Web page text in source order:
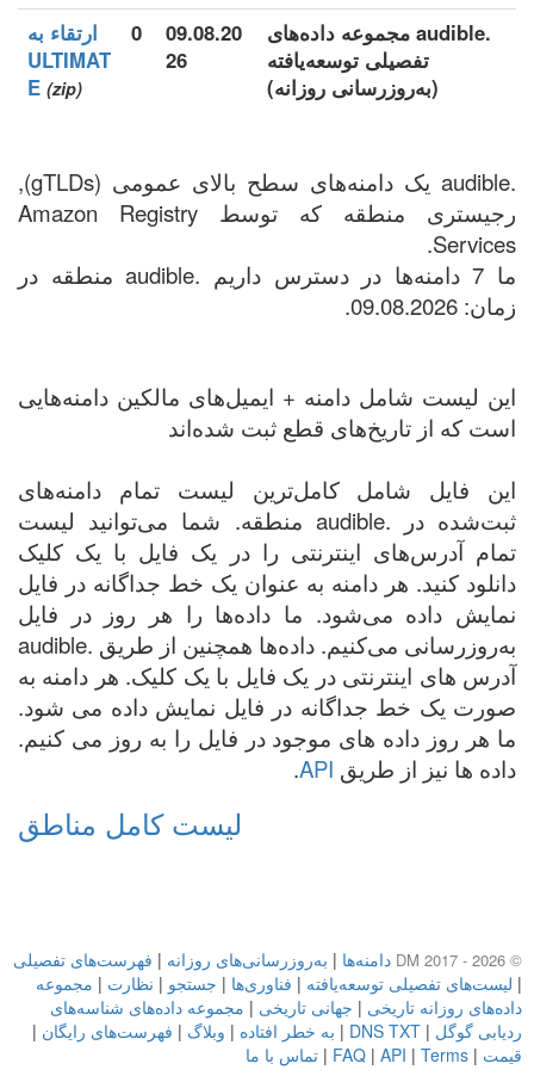
.audible مجموعه داده‌های
تفصیلی توسعه‌یافته
(به‌روزرسانی روزانه)
09.08.20
26
0
ارتقاء به
ULTIMAT
E (zip)
.audible یک دامنه‌های سطح بالای عمومی (gTLDs),
رجیستری منطقه که توسط Amazon Registry
Services.
ما 7 دامنه‌ها در دسترس داریم .audible منطقه در
زمان: 09.08.2026.
این لیست شامل دامنه + ایمیل‌های مالکین دامنه‌هایی
است که از تاریخ‌های قطع ثبت شده‌اند
این فایل شامل کامل‌ترین لیست تمام دامنه‌های
ثبت‌شده در .audible منطقه. شما می‌توانید لیست
تمام آدرس‌های اینترنتی را در یک فایل با یک کلیک
دانلود کنید. هر دامنه به عنوان یک خط جداگانه در فایل
نمایش داده می‌شود. ما داده‌ها را هر روز در فایل
به‌روزرسانی می‌کنیم. داده‌ها همچنین از طریق .audible
آدرس های اینترنتی در یک فایل با یک کلیک. هر دامنه به
صورت یک خط جداگانه در فایل نمایش داده می شود.
ما هر روز داده های موجود در فایل را به روز می کنیم.
داده ها نیز از طریق API
.
لیست کامل مناطق
© DM 2017 - 2026 دامنه‌ها | به‌روزرسانی‌های روزانه | فهرست‌های تفصیلی
| لیست‌های تفصیلی توسعه‌یافته | فناوری‌ها | جستجو | نظارت | مجموعه
داده‌های روزانه تاریخی | جهانی تاریخی | مجموعه داده‌های شناسه‌های
ردیابی گوگل |
DNS TXT
| به خطر افتاده | وبلاگ | فهرست‌های رایگان |
قیمت |
FAQ | API | Terms
| تماس با ما